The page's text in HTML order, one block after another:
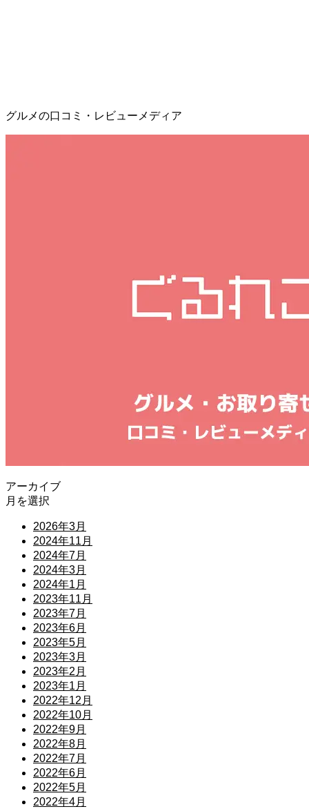
グルメの口コミ・レビューメディア
アーカイブ
月を選択
2026年3月
2024年11月
2024年7月
2024年3月
2024年1月
2023年11月
2023年7月
2023年6月
2023年5月
2023年3月
2023年2月
2023年1月
2022年12月
2022年10月
2022年9月
2022年8月
2022年7月
2022年6月
2022年5月
2022年4月